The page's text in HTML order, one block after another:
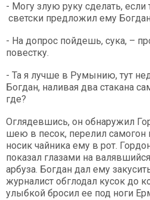
- Могу злую руку сделать, если
светски предложил ему
- На допрос пойдешь, сука, –
повестку.
- Та я лучше в Румынию, тут
Богдан, наливая два стакана
где?
Оглядевшись, он обнаружил
шею в песок, перелил самогон
носик чайника ему в рот.
показал глазами на
арбуза. Богдан дал ему
журналист обглодал кусок до
улыбкой бросил ее под ноги